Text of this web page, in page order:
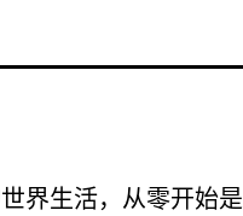
界生活，从零开始